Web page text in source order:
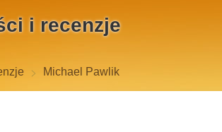
i recenzje
> Michael Pawlik